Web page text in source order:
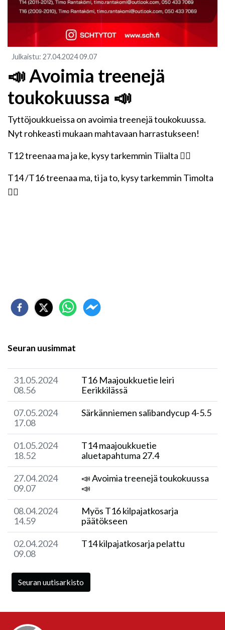
Julkaistu: 27.04.202409.07
📣 Avoimia treenejä
toukokuussa 📣
Tyttöjoukkueissa on avoimia treenejä toukokuussa.
Nyt rohkeasti mukaan mahtavaan harrastukseen!
T12 treenaa ma ja ke, kysy tarkemmin Tiialta 👆🏼
T14 /T16 treenaa ma, ti ja to, kysy tarkemmin Timolta
👆🏼
Seuran uusimmat
31.05.2024
08.56
T16 Maajoukkuetie leiri
Eerikkilässä
07.05.2024
17.08
Särkänniemen salibandycup 4-5.5
01.05.2024
18.52
T14 maajoukkuetie
aluetapahtuma 27.4
27.04.2024
09.07
📣 Avoimia treenejä toukokuussa
📣
08.04.2024
14.59
Myös T16 kilpajatkosarja
päätökseen
02.04.2024
09.08
T14 kilpajatkosarja pelattu
Seuran uutisarkisto